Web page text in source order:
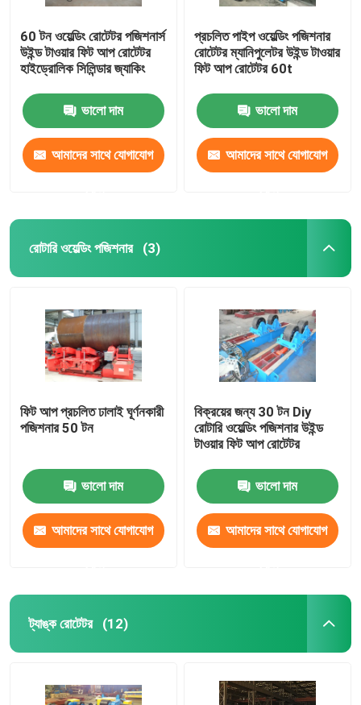
60 টন ওয়েল্ডিং রোটেটর পজিশনার্স
উইন্ড টাওয়ার ফিট আপ রোটেটর
হাইড্রোলিক সিলিন্ডার জ্যাকিং
ভালো দাম
আমাদের সাথে যোগাযোগ
প্রচলিত পাইপ ওয়েল্ডিং পজিশনার
রোটেটর ম্যানিপুলেটর উইন্ড টাওয়ার
ফিট আপ রোটেটর 60t
ভালো দাম
আমাদের সাথে যোগাযোগ
রোটারি ওয়েল্ডিং পজিশনার (3)
ফিট আপ প্রচলিত ঢালাই ঘূর্ণনকারী
পজিশনার 50 টন
ভালো দাম
আমাদের সাথে যোগাযোগ
বিক্রয়ের জন্য 30 টন Diy
রোটারি ওয়েল্ডিং পজিশনার উইন্ড
টাওয়ার ফিট আপ রোটেটর
ভালো দাম
আমাদের সাথে যোগাযোগ
ট্যাঙ্ক রোটেটর (12)